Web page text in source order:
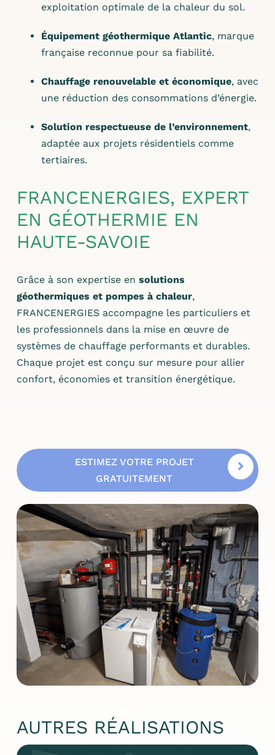
exploitation optimale de la chaleur du sol.
Équipement géothermique Atlantic, marque
française reconnue pour sa fiabilité.
Chauffage renouvelable et économique, avec
une réduction des consommations d’énergie.
Solution respectueuse de l’environnement,
adaptée aux projets résidentiels comme
tertiaires.
FRANCENERGIES, EXPERT
EN GÉOTHERMIE EN
HAUTE-SAVOIE
Grâce à son expertise en solutions
géothermiques et pompes à chaleur,
FRANCENERGIES accompagne les particuliers et
les professionnels dans la mise en œuvre de
systèmes de chauffage performants et durables.
Chaque projet est conçu sur mesure pour allier
confort, économies et transition énergétique.
ESTIMEZ VOTRE PROJET
GRATUITEMENT
AUTRES RÉALISATIONS